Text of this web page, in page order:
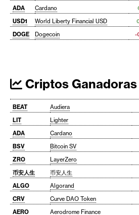
ADA
Cardano
USD1
World Liberty Financial USD
DOGE
Dogecoin -
Criptos Ganadoras
BEAT Audiera
LIT
Lighter
ADA
Cardano
BSV
Bitcoin SV
ZRO
LayerZero
币安人生
币安人生
ALGO
Algorand
CRV
Curve DAO Token
AERO
Aerodrome Finance